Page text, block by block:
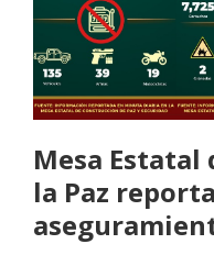
Mesa Estatal
la Paz